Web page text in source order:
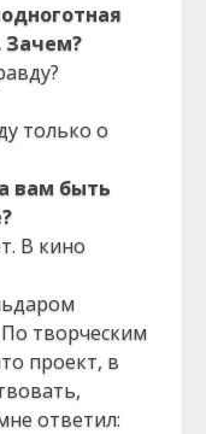
Зачем?
только о
вам быть
В кино
творческим
проект, в
ответил: